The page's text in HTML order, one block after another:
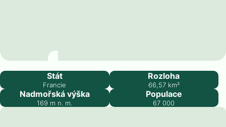
Colmar
Stát
Francie
Rozloha
66,57 km²
Nadmořská výška
169 m n. m.
Populace
67 000